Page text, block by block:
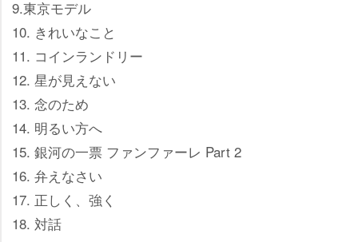
9.東京モデル
10. きれいなこと
11. コインランドリー
12. 星が見えない
13. 念のため
14. 明るい方へ
15. 銀河の一票 ファンファーレ Part 2
16. 弁えなさい
17. 正しく、強く
18. 対話